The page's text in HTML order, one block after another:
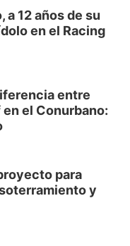
a 12 años de su
en el Racing
entre
el Conurbano:
para
y